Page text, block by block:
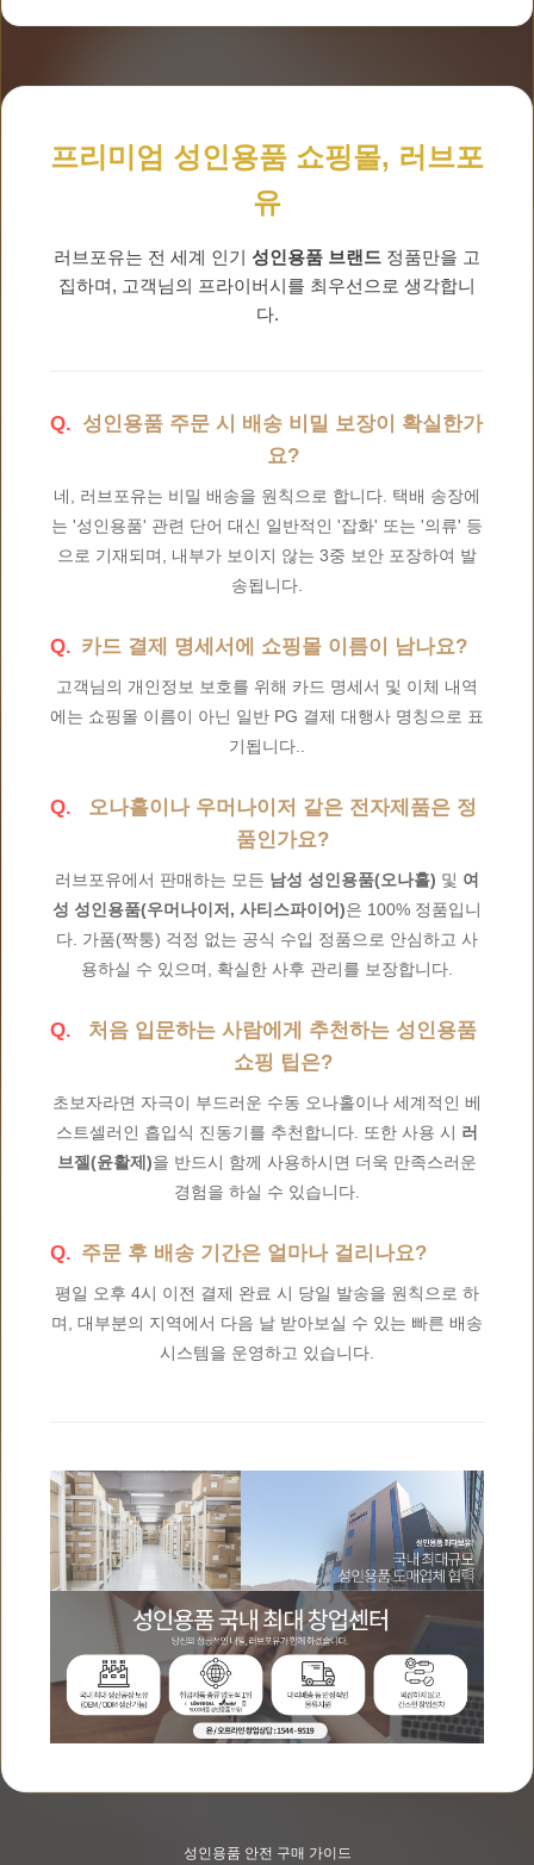
프리미엄 성인용품 쇼핑몰, 러브포
유
러브포유는 전 세계 인기 성인용품 브랜드 정품만을 고
집하며, 고객님의 프라이버시를 최우선으로 생각합니
다.
성인용품 주문 시 배송 비밀 보장이 확실한가
요?
네, 러브포유는 비밀 배송을 원칙으로 합니다. 택배 송장에
는 '성인용품' 관련 단어 대신 일반적인 '잡화' 또는 '의류' 등
으로 기재되며, 내부가 보이지 않는 3중 보안 포장하여 발
송됩니다.
카드 결제 명세서에 쇼핑몰 이름이 남나요?
고객님의 개인정보 보호를 위해 카드 명세서 및 이체 내역
에는 쇼핑몰 이름이 아닌 일반 PG 결제 대행사 명칭으로 표
기됩니다..
오나홀이나 우머나이저 같은 전자제품은 정
품인가요?
러브포유에서 판매하는 모든 남성 성인용품(오나홀) 및 여
성 성인용품(우머나이저, 사티스파이어)은 100% 정품입니
다. 가품(짝퉁) 걱정 없는 공식 수입 정품으로 안심하고 사
용하실 수 있으며, 확실한 사후 관리를 보장합니다.
처음 입문하는 사람에게 추천하는 성인용품
쇼핑 팁은?
초보자라면 자극이 부드러운 수동 오나홀이나 세계적인 베
스트셀러인 흡입식 진동기를 추천합니다. 또한 사용 시 러
브젤(윤활제)을 반드시 함께 사용하시면 더욱 만족스러운
경험을 하실 수 있습니다.
주문 후 배송 기간은 얼마나 걸리나요?
평일 오후 4시 이전 결제 완료 시 당일 발송을 원칙으로 하
며, 대부분의 지역에서 다음 날 받아보실 수 있는 빠른 배송
시스템을 운영하고 있습니다.
성인용품 안전 구매 가이드